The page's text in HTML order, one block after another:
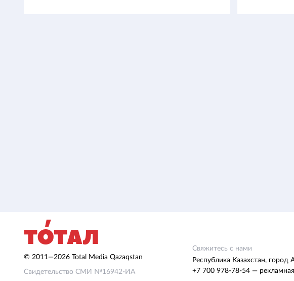
© 2011—2026 Total Media Qazaqstan
Свидетельство СМИ №16942-ИА
Свяжитесь с нами
Республика Казахстан,
+7 700 978-78-54 —